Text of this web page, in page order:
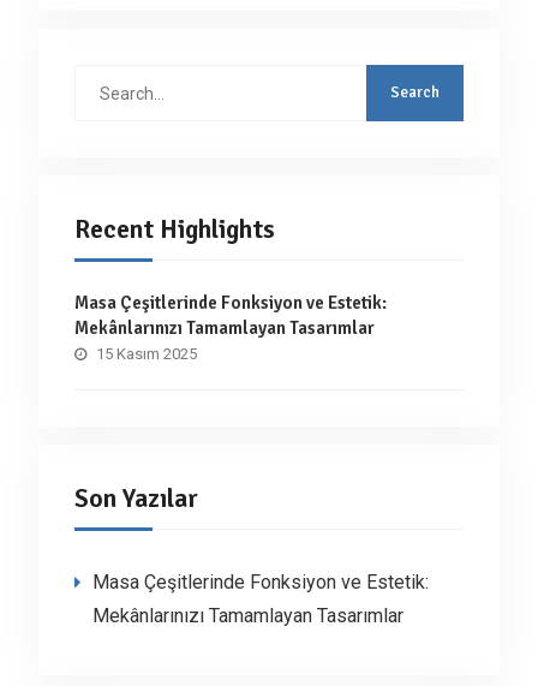
Recent Highlights
Masa Çeşitlerinde Fonksiyon ve Estetik:
Mekânlarınızı Tamamlayan Tasarımlar
15 Kasım 2025
Son Yazılar
Masa Çeşitlerinde Fonksiyon ve Estetik:
Mekânlarınızı Tamamlayan Tasarımlar